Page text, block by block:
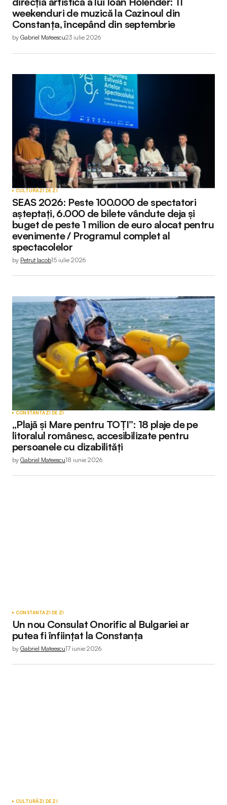
weekenduri de muzică la Cazinoul din
Constanța, începând din septembrie
by Gabriel Mateescu23 iulie 2026
CULTURĂZI DE ZI
SEAS 2026: Peste 100.000 de spectatori
așteptați, 6.000 de bilete vândute deja și
buget de peste 1 milion de euro alocat pentru
evenimente / Programul complet al
spectacolelor
by Petruț Iacob15 iulie 2026
CONSTANTAZI DE ZI
„Plajă și Mare pentru TOȚI”: 18 plaje de pe
litoralul românesc, accesibilizate pentru
persoanele cu dizabilități
by Gabriel Mateescu18 iunie 2026
CONSTANTAZI DE ZI
Un nou Consulat Onorific al Bulgariei ar
putea fi înființat la Constanța
by Gabriel Mateescu17 iunie 2026
CULTURĂZI DE ZI